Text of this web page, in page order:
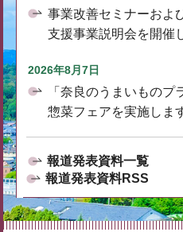
事業改善セミナーおよ
支援事業説明会を開催
2026年8月7日
「奈良のうまいもの
惣菜フェアを実施しま
報道発表資料一覧
報道発表資料RSS